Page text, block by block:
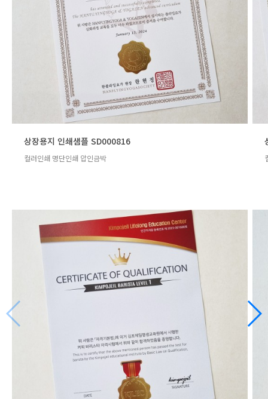
상장용지 인쇄샘플 SD000816
컬러인쇄 명단인쇄 압인금박